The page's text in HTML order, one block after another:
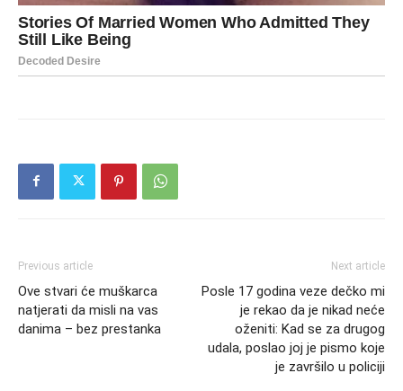
Previous article
Ove stvari će muškarca
natjerati da misli na vas
danima – bez prestanka
Next article
Posle 17 godina veze dečko mi
je rekao da je nikad neće
oženiti: Kad se za drugog
udala, poslao joj je pismo koje
je završilo u policiji